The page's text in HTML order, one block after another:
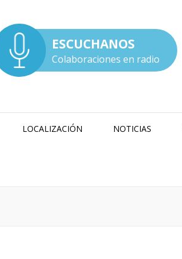
ESCUCHANOS
Colaboraciones en radio
LOCALIZACIÓN NOTICIAS